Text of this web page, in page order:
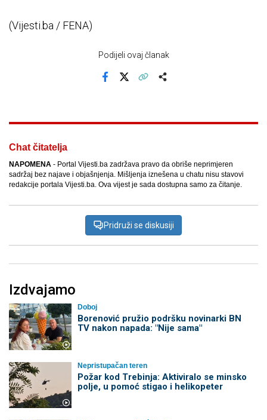
(Vijesti.ba / FENA)
Podijeli ovaj članak
Chat čitatelja
NAPOMENA - Portal Vijesti.ba zadržava pravo da obriše neprimjeren
sadržaj bez najave i objašnjenja. Mišljenja iznešena u chatu nisu stavovi
redakcije portala Vijesti.ba. Ova vijest je sada dostupna samo za čitanje.
Pridruži se diskusiji
Izdvajamo
Doboj
Borenović pružio podršku novinarki BN
TV nakon napada: "Nije sama"
Nepristupačan teren
Požar kod Trebinja: Aktiviralo se minsko
polje, u pomoć stigao i helikopeter